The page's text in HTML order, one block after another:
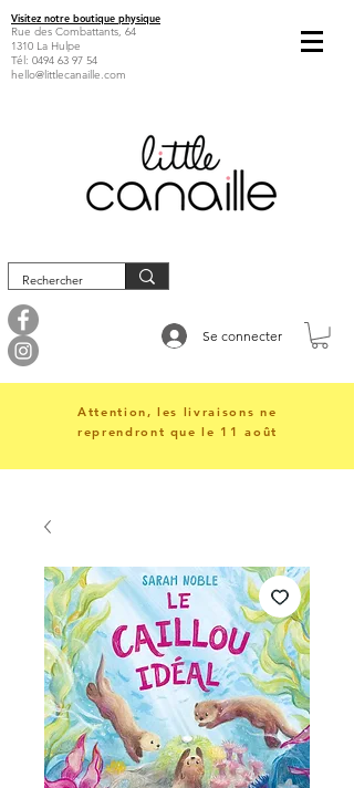
Visitez notre boutique physique
Rue des Combattants, 64
1310 La Hulpe
Tél: 0494 63 97 54
hello@littlecanaille.com
Se connecter
Attention, les livraisons ne
reprendront que le 11 août